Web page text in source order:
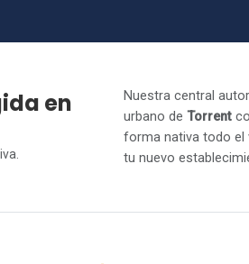
en
Nuestra central
urbano de Torrent
forma nativa todo el
tu nuevo